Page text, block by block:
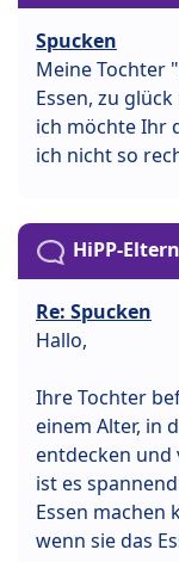
Spucken
Meine Tochter
Essen, zu
ich möchte Ihr
ich nicht so
HiPP-
Re: Spucken
Hallo,
Ihre Tochter
einem Alter, in
entdecken und
ist es
Essen machen
wenn sie das